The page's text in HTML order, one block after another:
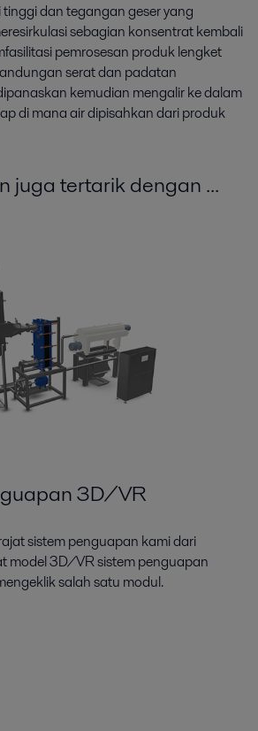
dan tegangan geser yang
sebagian konsentrat kembali
pemrosesan produk lengket
serat dan padatan
kemudian mengalir ke dalam
di mana air dipisahkan dari produk
juga tertarik dengan ...
3D/VR
sistem penguapan kami dari
model 3D/VR sistem penguapan
salah satu modul.